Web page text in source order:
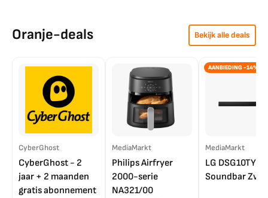
Oranje-deals Bekijk alle deals
CyberGhost
CyberGhost - 2
jaar + 2 maanden
gratis abonnement
MediaMarkt
Philips Airfryer
2000-serie
NA321/00
AANBIEDING -14%
MediaMarkt
LG DSG10TY
Soundbar